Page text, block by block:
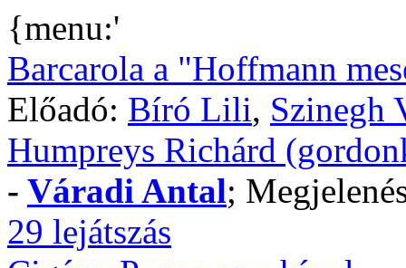
{menu:'
Barcarola a "Hoffmann
Előadó: Bíró Lili, Szinegh
Humpreys Richárd
- Váradi Antal;
29 lejátszás